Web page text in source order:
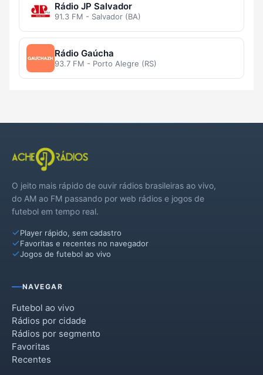
Rádio JP Salvador
91.3 FM - Salvador (BA)
Rádio Gaúcha
93.7 FM - Porto Alegre (RS)
O jeito mais rápido de ouvir rádios brasileiras ao vivo,
do AM ao FM passando por web rádios e jogos de
futebol em tempo real.
Player rápido, sem cadastro
Favoritas e recentes no navegador
Jogos de futebol ao vivo
NAVEGAR
Futebol ao vivo
Rádios por cidade
Rádios por segmento
Favoritas
Recentes